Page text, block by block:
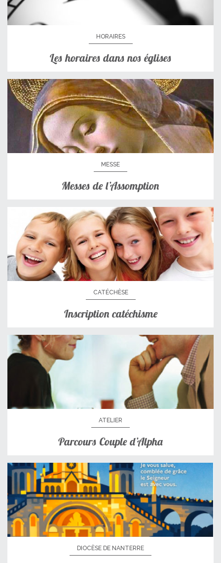
HORAIRES
Les horaires dans nos églises
MESSE
Messes de l’Assomption
CATÉCHÈSE
Inscription catéchisme
ATELIER
Parcours Couple d’Alpha
DIOCÈSE DE NANTERRE